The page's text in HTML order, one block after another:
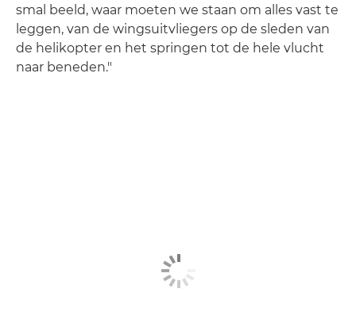
smal beeld, waar moeten we staan om alles vast te
leggen, van de wingsuitvliegers op de sleden van
de helikopter en het springen tot de hele vlucht
naar beneden."